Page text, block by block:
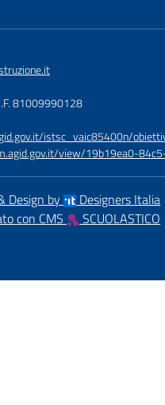
81009990128
istsc_vaic85400n/
view/19b19ea0-
Design by
Designers Italia
con CMS
SCUOLASTICO